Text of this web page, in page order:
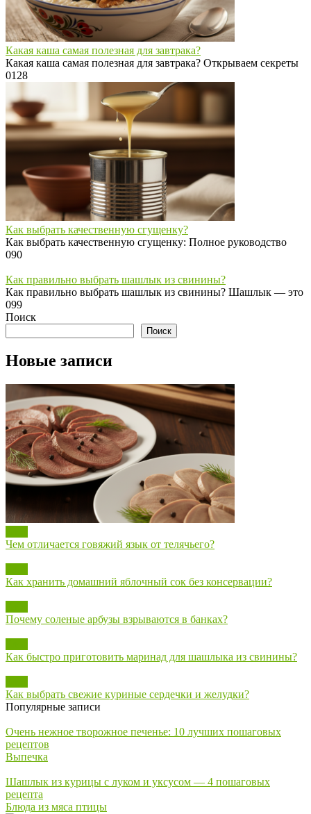
Какая каша самая полезная для завтрака?
Какая каша самая полезная для завтрака? Открываем секреты
0128
Как выбрать качественную сгущенку?
Как выбрать качественную сгущенку: Полное руководство
090
Как правильно выбрать шашлык из свинины?
Как правильно выбрать шашлык из свинины? Шашлык — это
099
Поиск
Поиск
Новые записи
Чем отличается говяжий язык от телячьего?
Как хранить домашний яблочный сок без консервации?
Почему соленые арбузы взрываются в банках?
Как быстро приготовить маринад для шашлыка из свинины?
Как выбрать свежие куриные сердечки и желудки?
Популярные записи
Очень нежное творожное печенье: 10 лучших пошаговых
рецептов
Выпечка
Шашлык из курицы с луком и уксусом — 4 пошаговых
рецепта
Блюда из мяса птицы